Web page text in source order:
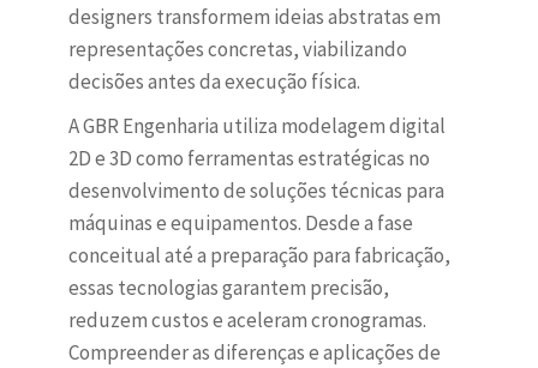
designers transformem ideias abstratas em
representações concretas, viabilizando
decisões antes da execução física.
A GBR Engenharia utiliza modelagem digital
2D e 3D como ferramentas estratégicas no
desenvolvimento de soluções técnicas para
máquinas e equipamentos. Desde a fase
conceitual até a preparação para fabricação,
essas tecnologias garantem precisão,
reduzem custos e aceleram cronogramas.
Compreender as diferenças e aplicações de